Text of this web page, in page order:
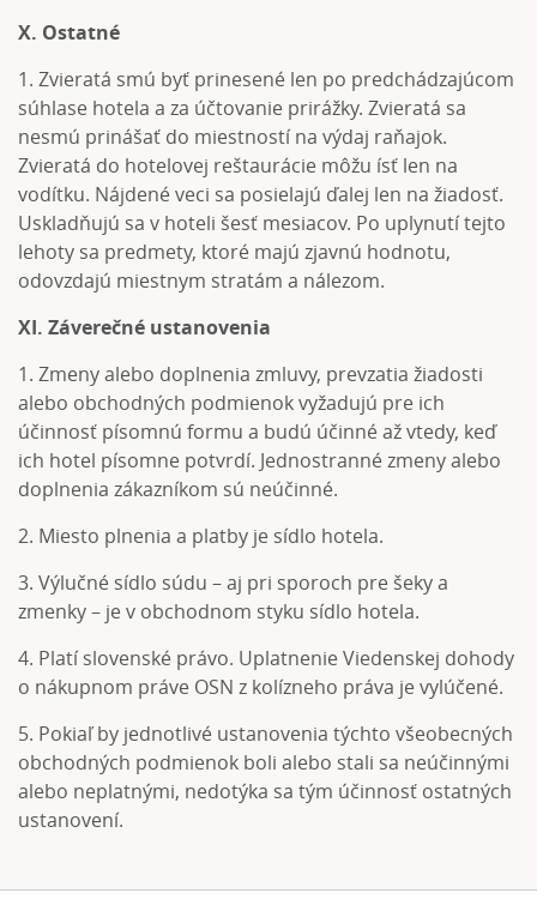
X. Ostatné
1. Zvieratá smú byť prinesené len po predchádzajúcom
súhlase hotela a za účtovanie prirážky. Zvieratá sa
nesmú prinášať do miestností na výdaj raňajok.
Zvieratá do hotelovej reštaurácie môžu ísť len na
vodítku. Nájdené veci sa posielajú ďalej len na žiadosť.
Uskladňujú sa v hoteli šesť mesiacov. Po uplynutí tejto
lehoty sa predmety, ktoré majú zjavnú hodnotu,
odovzdajú miestnym stratám a nálezom.
XI. Záverečné ustanovenia
1. Zmeny alebo doplnenia zmluvy, prevzatia žiadosti
alebo obchodných podmienok vyžadujú pre ich
účinnosť písomnú formu a budú účinné až vtedy, keď
ich hotel písomne potvrdí. Jednostranné zmeny alebo
doplnenia zákazníkom sú neúčinné.
2. Miesto plnenia a platby je sídlo hotela.
3. Výlučné sídlo súdu – aj pri sporoch pre šeky a
zmenky – je v obchodnom styku sídlo hotela.
4. Platí slovenské právo. Uplatnenie Viedenskej dohody
o nákupnom práve OSN z kolízneho práva je vylúčené.
5. Pokiaľ by jednotlivé ustanovenia týchto všeobecných
obchodných podmienok boli alebo stali sa neúčinnými
alebo neplatnými, nedotýka sa tým účinnosť ostatných
ustanovení.